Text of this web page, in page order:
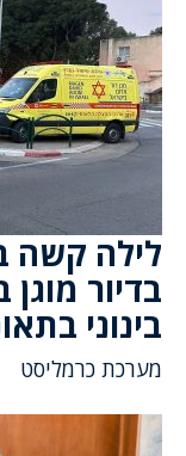
לילה קשה
בדיור
בינוני
מערכת כרמליסט